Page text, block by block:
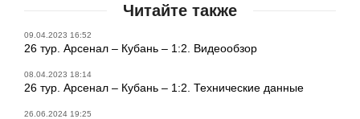
Читайте также
09.04.2023 16:52
26 тур. Арсенал – Кубань – 1:2. Видеообзор
08.04.2023 18:14
26 тур. Арсенал – Кубань – 1:2. Технические данные
26.06.2024 19:25